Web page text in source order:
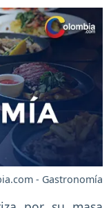
- Gastronomía